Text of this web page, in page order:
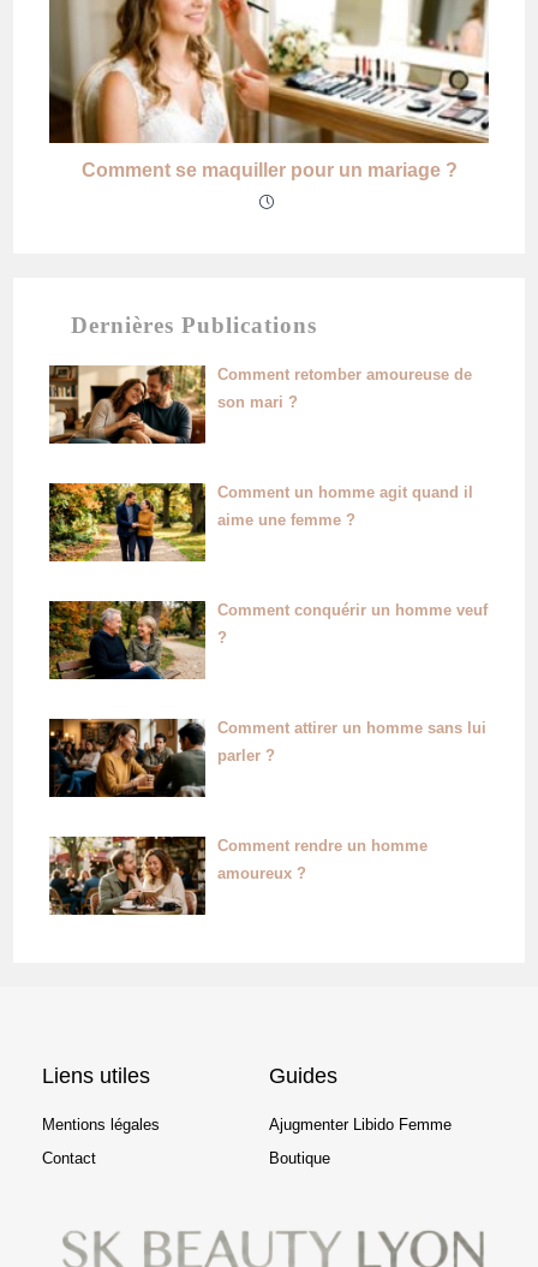
Comment se maquiller pour un mariage ?
Dernières Publications
Comment retomber amoureuse de
son mari ?
Comment un homme agit quand il
aime une femme ?
Comment conquérir un homme veuf
?
Comment attirer un homme sans lui
parler ?
Comment rendre un homme
amoureux ?
Liens utiles
Mentions légales
Contact
Guides
Ajugmenter Libido Femme
Boutique